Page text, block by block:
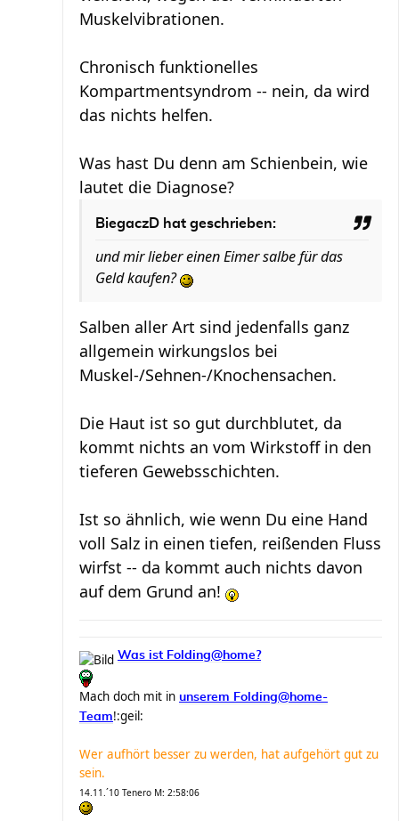
Muskelvibrationen.
Chronisch funktionelles
Kompartmentsyndrom -- nein, da wird
das nichts helfen.
Was hast Du denn am Schienbein, wie
lautet die Diagnose?
BiegaczD hat geschrieben:
und mir lieber einen Eimer salbe für das
Geld kaufen?
Salben aller Art sind jedenfalls ganz
allgemein wirkungslos bei
Muskel-/Sehnen-/Knochensachen.
Die Haut ist so gut durchblutet, da
kommt nichts an vom Wirkstoff in den
tieferen Gewebsschichten.
Ist so ähnlich, wie wenn Du eine Hand
voll Salz in einen tiefen, reißenden Fluss
wirfst -- da kommt auch nichts davon
auf dem Grund an!
Was ist Folding@home?
Mach doch mit in unserem Folding@home-
Team!:geil:
Wer aufhört besser zu werden, hat aufgehört gut zu
sein.
14.11.´10 Tenero M: 2:58:06